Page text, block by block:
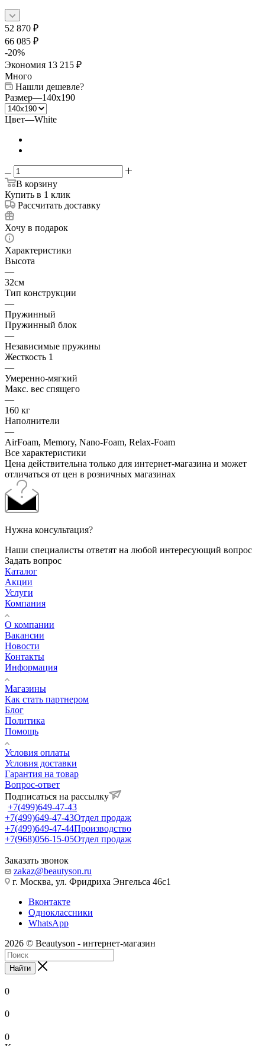
52 870 ₽
66 085 ₽
-20%
Экономия 13 215 ₽
Много
Нашли дешевле?
Размер—140x190
Цвет—White
В корзину
Купить в 1 клик
Рассчитать доставку
Хочу в подарок
Характеристики
Высота
—
32см
Тип конструкции
—
Пружинный
Пружинный блок
—
Независимые пружины
Жесткость 1
—
Умеренно-мягкий
Макс. вес спящего
—
160 кг
Наполнители
—
AirFoam, Memory, Nano-Foam, Relax-Foam
Все характеристики
Цена действительна только для интернет-магазина и может
отличаться от цен в розничных магазинах
Нужна консультация?
Наши специалисты ответят на любой интересующий вопрос
Задать вопрос
Каталог
Акции
Услуги
Компания
О компании
Вакансии
Новости
Контакты
Информация
Магазины
Как стать партнером
Блог
Политика
Помощь
Условия оплаты
Условия доставки
Гарантия на товар
Вопрос-ответ
Подписаться на рассылку
+7(499)649-47-43
+7(499)649-47-43Отдел продаж
+7(499)649-47-44Производство
+7(968)056-15-05Отдел продаж
Заказать звонок
zakaz@beautyson.ru
г. Москва, ул. Фридриха Энгельса 46с1
Вконтакте
Одноклассники
WhatsApp
2026 © Beautyson - интернет-магазин
Найти
0
0
0